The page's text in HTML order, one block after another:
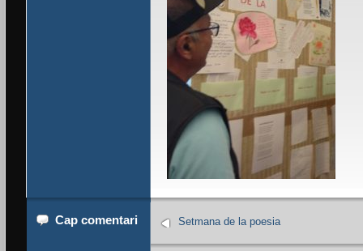
Cap comentari Setmana de la poesia